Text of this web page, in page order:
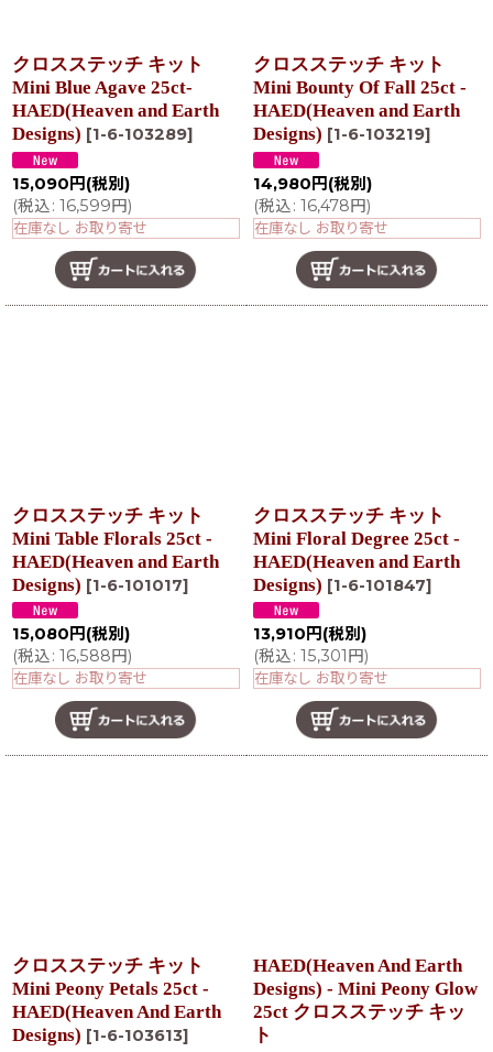
クロスステッチ キット
Mini Blue Agave 25ct-
HAED(Heaven and Earth
Designs) [1-6-103289]
15,090 円 (税別)
(税込: 16,599円)
在庫なし お取り寄せ
クロスステッチ キット
Mini Bounty Of Fall 25ct -
HAED(Heaven and Earth
Designs) [1-6-103219]
14,980 円 (税別)
(税込: 16,478円)
在庫なし お取り寄せ
クロスステッチ キット
Mini Table Florals 25ct -
HAED(Heaven and Earth
Designs) [1-6-101017]
15,080 円 (税別)
(税込: 16,588円)
在庫なし お取り寄せ
クロスステッチ キット
Mini Floral Degree 25ct -
HAED(Heaven and Earth
Designs) [1-6-101847]
13,910 円 (税別)
(税込: 15,301円)
在庫なし お取り寄せ
クロスステッチ キット
Mini Peony Petals 25ct -
HAED(Heaven And Earth
Designs) [1-6-103613]
HAED(Heaven And Earth
Designs) - Mini Peony Glow
25ct クロスステッチ キッ
ト